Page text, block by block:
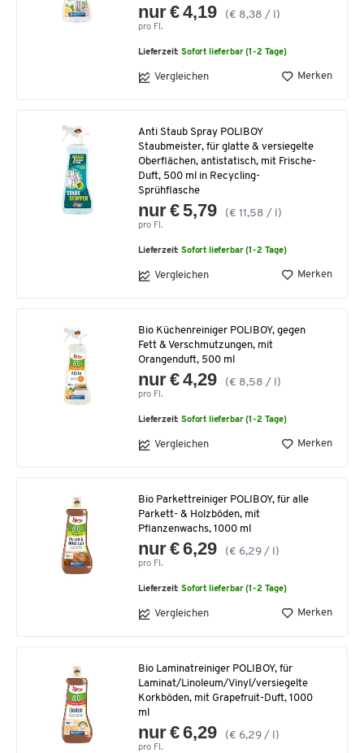
nur € 4,19 (€ 8,38 / l)
pro Fl.
Lieferzeit:Sofort lieferbar (1-2 Tage)
Vergleichen Merken
Anti Staub Spray POLIBOY
Staubmeister, für glatte & versiegelte
Oberflächen, antistatisch, mit Frische-
Duft, 500 ml in Recycling-
Sprühflasche
nur € 5,79 (€ 11,58 / l)
pro Fl.
Lieferzeit:Sofort lieferbar (1-2 Tage)
Vergleichen Merken
Bio Küchenreiniger POLIBOY, gegen
Fett & Verschmutzungen, mit
Orangenduft, 500 ml
nur € 4,29 (€ 8,58 / l)
pro Fl.
Lieferzeit:Sofort lieferbar (1-2 Tage)
Vergleichen Merken
Bio Parkettreiniger POLIBOY, für alle
Parkett- & Holzböden, mit
Pflanzenwachs, 1000 ml
nur € 6,29 (€ 6,29 / l)
pro Fl.
Lieferzeit:Sofort lieferbar (1-2 Tage)
Vergleichen Merken
Bio Laminatreiniger POLIBOY, für
Laminat/Linoleum/Vinyl/versiegelte
Korkböden, mit Grapefruit-Duft, 1000
ml
nur € 6,29 (€ 6,29 / l)
pro Fl.